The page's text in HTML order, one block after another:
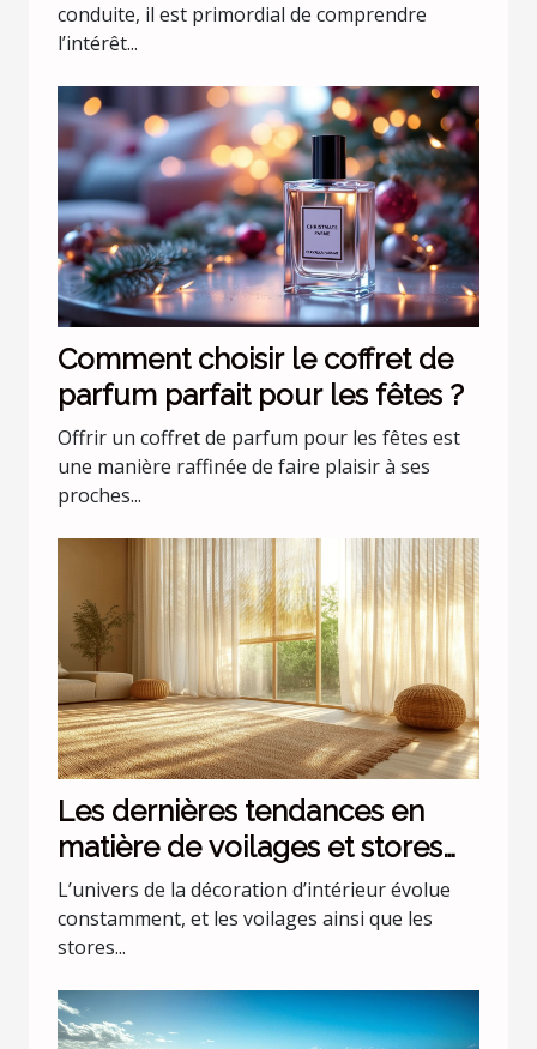
conduite
conduite, il est primordial de comprendre
l’intérêt...
Comment choisir le coffret de
parfum parfait pour les fêtes ?
Offrir un coffret de parfum pour les fêtes est
une manière raffinée de faire plaisir à ses
proches...
Les dernières tendances en
matière de voilages et stores
pour intérieurs
L’univers de la décoration d’intérieur évolue
constamment, et les voilages ainsi que les
stores...